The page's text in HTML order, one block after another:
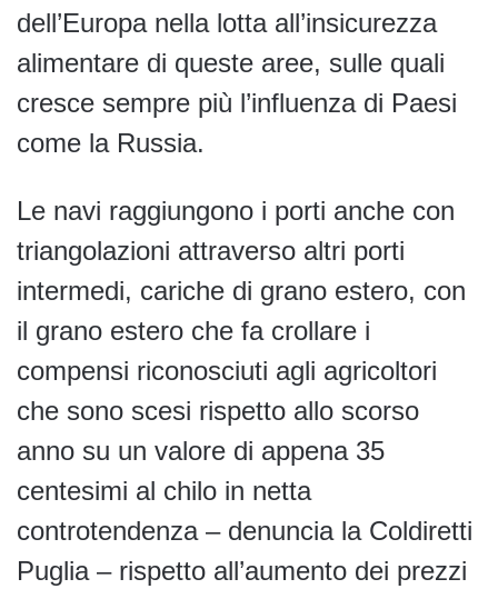
dell’Europa nella lotta all’insicurezza
alimentare di queste aree, sulle quali
cresce sempre più l’influenza di Paesi
come la Russia.
Le navi raggiungono i porti anche con
triangolazioni attraverso altri porti
intermedi, cariche di grano estero, con
il grano estero che fa crollare i
compensi riconosciuti agli agricoltori
che sono scesi rispetto allo scorso
anno su un valore di appena 35
centesimi al chilo in netta
controtendenza – denuncia la Coldiretti
Puglia – rispetto all’aumento dei prezzi